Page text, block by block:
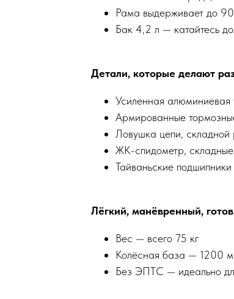
Рама выдерживает до
Бак 4,2 л — катайтесь
Детали, которые делают
Усиленная алюминиевая
Армированные
Ловушка цепи,
ЖК-спидометр,
Тайваньские
Лёгкий, манёвренный,
Вес — всего 75 кг
Колёсная база — 1200
Без ЭПТС — идеально